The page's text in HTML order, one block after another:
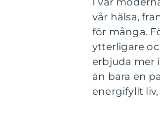
vår hälsa,
för många.
ytterligare
erbjuda mer
än bara en
energifyllt